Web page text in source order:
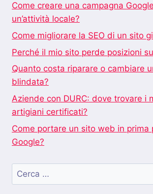
Come creare una campagna
un’attività locale?
Come migliorare la SEO di un sito
Perché il mio sito perde posizioni
Quanto costa riparare o cambiare
blindata?
Aziende con DURC: dove trovare i
artigiani certificati?
Come portare un sito web in prima
Google?
Ricerca
per: